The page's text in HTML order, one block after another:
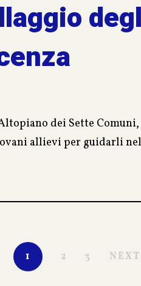
dei Sette
allievi per guidarli
della conoscenza
1 2 3 NEXT